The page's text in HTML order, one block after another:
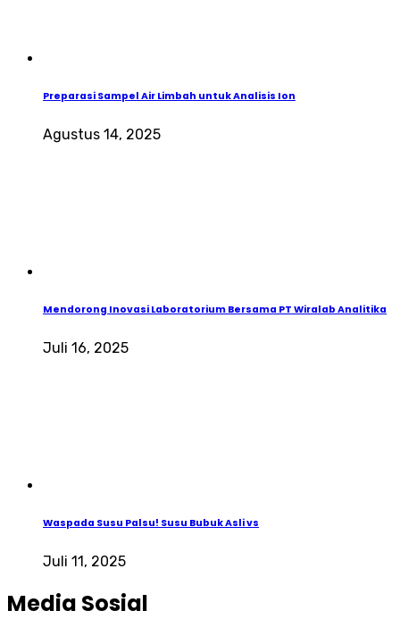
Preparasi Sampel Air Limbah untuk Analisis Ion
Agustus 14, 2025
Mendorong Inovasi Laboratorium Bersama PT Wiralab Analitika
Juli 16, 2025
Waspada Susu Palsu! Susu Bubuk Asli vs
Juli 11, 2025
Media Sosial